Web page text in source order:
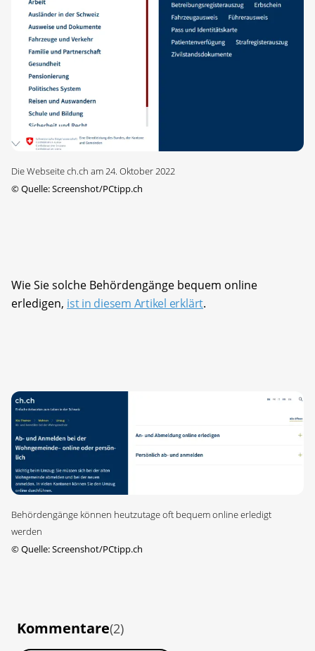
Die Webseite ch.ch am 24. Oktober 2022
©Quelle: Screenshot/PCtipp.ch
Wie Sie solche Behördengänge bequem online
erledigen, ist in diesem Artikel erklärt.
Behördengänge können heutzutage oft bequem online erledigt
werden
©Quelle: Screenshot/PCtipp.ch
Kommentare(2)